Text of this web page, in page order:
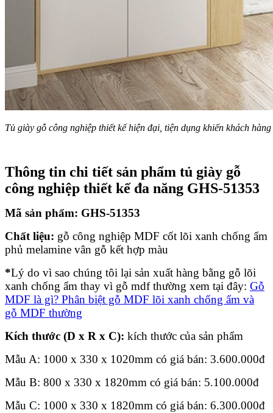
Tủ giày gỗ công nghiệp thiết kế hiện đại, tiện dụng khiến khách
Thông tin chi tiết sản phẩm tủ giày gỗ
công nghiệp thiết kế đa năng GHS-51353
Mã sản phẩm: GHS-51353
Chất liệu: gỗ công nghiệp MDF cốt lõi xanh chống ẩm
phủ melamine vân gỗ kết hợp màu
*Lý do vì sao chúng tôi lại sản xuất hàng bằng gỗ lõi
xanh chống ẩm thay vì gỗ mdf thường xem tại đây: Gỗ
MDF là gì? Phân biệt gỗ MDF lõi xanh chống ẩm và
gỗ MDF thường
Kích thước (D x R x C): kích thước của sản phẩm
Mẫu A: 1000 x 330 x 1020mm có giá bán: 3.600.000đ
Mẫu B: 800 x 330 x 1820mm có giá bán: 5.100.000đ
Mẫu C: 1000 x 330 x 1820mm có giá bán: 6.300.000đ